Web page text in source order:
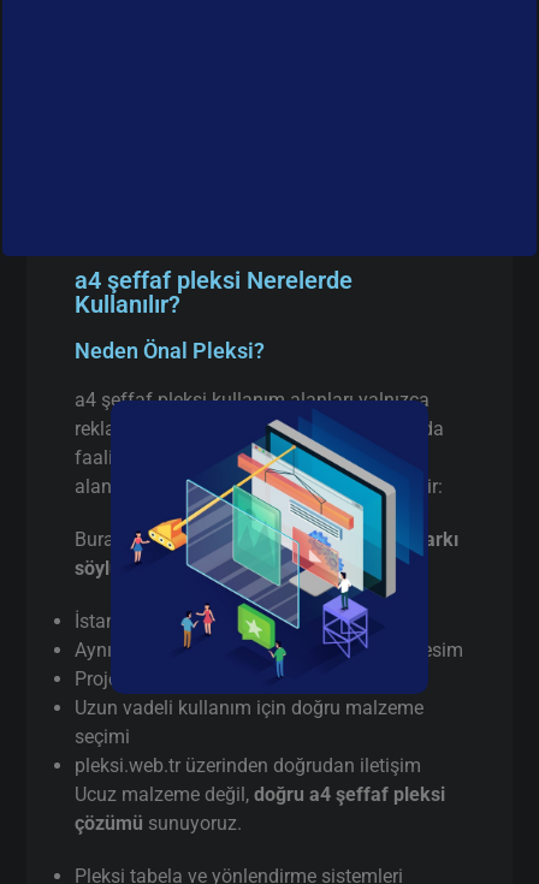
a4 şeffaf pleksi Nerelerde
Kullanılır?
Neden Önal Pleksi?
a4 şeffaf pleksi kullanım alanları yalnızca
reklam sektörüyle sınırlı değildir. İstanbul’da
faaliyet gösteren birçok firma aşağıdaki
alanlarda a4 şeffaf pleksi tercih etmektedir:
Burada pazarlama yapmıyorum,
gerçek farkı
söylüyorum
İstanbul’da gerçek üretici(aracı değil)
Aynı gün / hızlı terminli a4 şeffaf pleksi kesim
Proje bazlı teknik destek
Uzun vadeli kullanım için doğru malzeme
seçimi
pleksi.web.tr üzerinden doğrudan iletişim
Ucuz malzeme değil,doğru a4 şeffaf pleksi
çözümü sunuyoruz.
Pleksi tabela ve yönlendirme sistemleri